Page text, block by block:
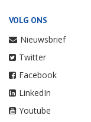
VOLG ONS
Nieuwsbrief
Twitter
Facebook
LinkedIn
Youtube